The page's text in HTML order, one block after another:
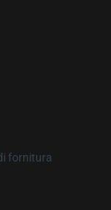
fornitura